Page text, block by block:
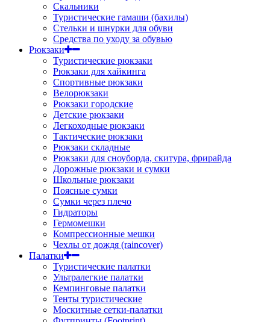
Скальники
Туристические гамаши (бахилы)
Стельки и шнурки для обуви
Средства по уходу за обувью
Рюкзаки
Туристические рюкзаки
Рюкзаки для хайкинга
Спортивные рюкзаки
Велорюкзаки
Рюкзаки городские
Детские рюкзаки
Легкоходные рюкзаки
Тактические рюкзаки
Рюкзаки складные
Рюкзаки для сноуборда, скитура, фрирайда
Дорожные рюкзаки и сумки
Школьные рюкзаки
Поясные сумки
Сумки через плечо
Гидраторы
Гермомешки
Компрессионные мешки
Чехлы от дождя (raincover)
Палатки
Туристические палатки
Ультралегкие палатки
Кемпинговые палатки
Тенты туристические
Москитные сетки-палатки